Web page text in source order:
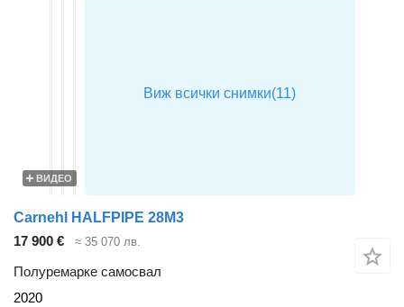
ВИДЕО
Carnehl HALFPIPE 28M3
17 900 €
≈ 35 070 лв.
Полуремарке самосвал
2020